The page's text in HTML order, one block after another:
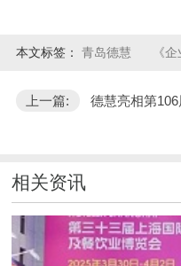
本文标签： 青岛德慧 《
上一篇: 德慧亮相第
相关资讯